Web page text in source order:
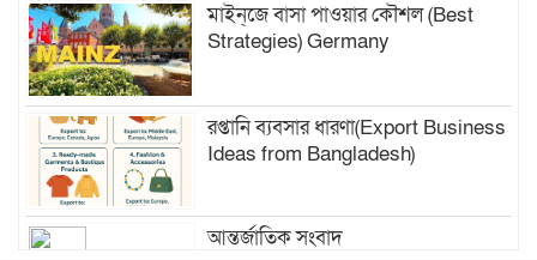
মাইন্‌জে বাসা পাওয়ার কৌশল (Best
Strategies) Germany
রপ্তানি ব্যবসার ধারণা(Export Business
Ideas from Bangladesh)
আন্তর্জাতিক সংবাদ